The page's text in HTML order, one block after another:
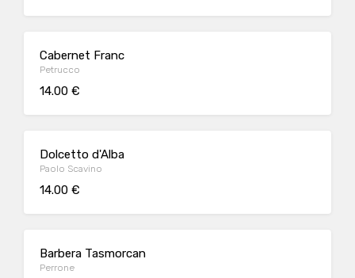
Cabernet Franc
Petrucco
14.00 €
Dolcetto d'Alba
Paolo Scavino
14.00 €
Barbera Tasmorcan
Perrone